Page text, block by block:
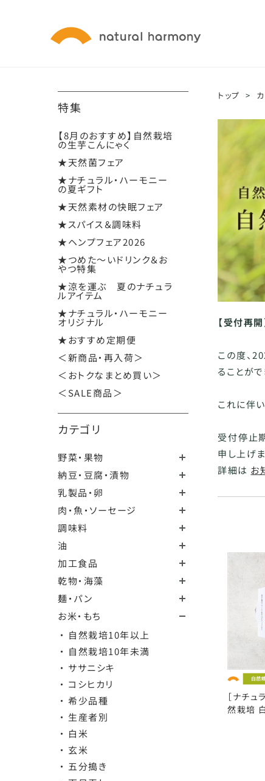
特集
【8月のおすすめ】自然栽培
の生芋こんにゃく
★天然菌フェア
★ナチュラル・ハーモニー
の夏ギフト
★天然素材の快眠フェア
★スパイス＆調味料
★ヘンプフェア2026
★つめた～いドリンク＆お
やつ特集
★涼を運ぶ 夏のナチュラ
ルアイテム
★ナチュラル・ハーモニー
オリジナル
★おすすめ定期便
＜新商品・再入荷＞
＜おトクなまとめ買い＞
＜SALE商品＞
カテゴリ
野菜・果物
納豆・豆腐・漬物
乳製品・卵
肉・魚・ソーセージ
調味料
油
加工食品
乾物・海藻
麺・パン
お米・もち
・ 自然栽培10年以上
・ 自然栽培10年未満
・ ササニシキ
・ コシヒカリ
・ 希少品種
・ 生産者別
・ 白米
・ 玄米
・ 五分搗き
トップ >
【受付再
この度、
ることがで
これに伴
受付停止
申し上げま
詳細は お
［ナチュ
然栽培